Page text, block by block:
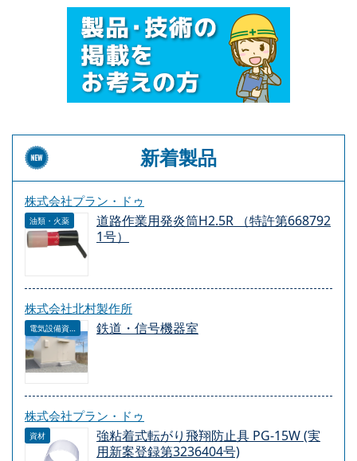
新着製品
株式会社プラン・ドゥ
油類・火薬
道路作業用発炎筒H2.5R （特許第668792
1号）
株式会社北村製作所
電気設備資材 鉄道・信号機器室
株式会社プラン・ドゥ
資材
強粘着式転がり飛翔防止具 PG-15W (実
用新案登録第3236404号)